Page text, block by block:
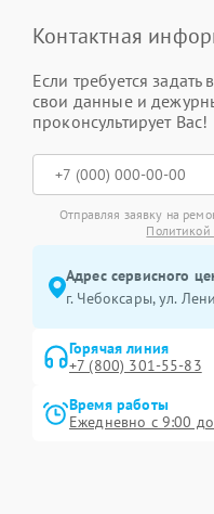
Контактная
Если требуется задать
свои данные и
проконсультирует Вас!
Отправляя заявку на
Политикой
Адрес сервисного
г. Чебоксары, ул.
Горячая линия
+7 (800) 301-55-83
Время работы
Ежедневно с 9:00